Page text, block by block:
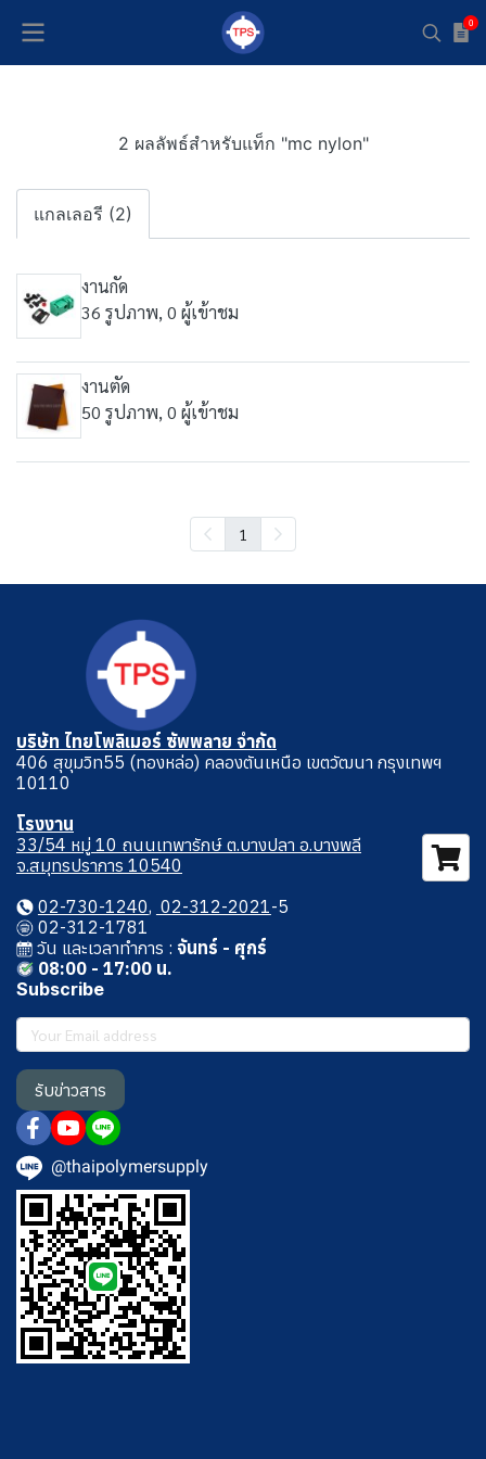
0
2 ผลลัพธ์สำหรับแท็ก "mc nylon"
แกลเลอรี (2)
งานกัด
36 รูปภาพ, 0 ผู้เข้าชม
งานตัด
50 รูปภาพ, 0 ผู้เข้าชม
1
บริษัท ไทยโพลิเมอร์ ซัพพลาย จำกัด
406 สุขุมวิท55 (ทองหล่อ) คลองตันเหนือ เขตวัฒนา กรุงเทพฯ
10110
โรงงาน
33/54 หมู่ 10 ถนนเทพารักษ์ ต.บางปลา อ.บางพลี
จ.สมุทรปราการ 10540
02-730-1240, 02-312-2021-5
02-312-1781
วัน และเวลาทําการ :จันทร์ - ศุกร์
08:00 - 17:00 น.
Subscribe
รับข่าวสาร
@thaipolymersupply